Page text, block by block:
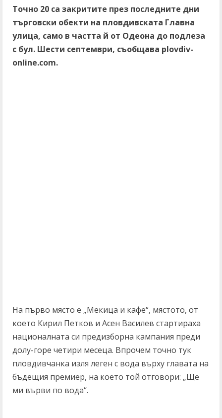
Точно 20 са закритите през последните дни
търговски обекти на пловдивската Главна
улица, само в частта й от Одеона до подлеза
с бул. Шести септември, съобщава plovdiv-
online.com.
На първо място е „Мекица и кафе“, мястото, от
което Кирил Петков и Асен Василев стартираха
националната си предизборна кампания преди
долу-горе четири месеца. Впрочем точно тук
пловдивчанка изля леген с вода върху главата на
бъдещия премиер, на което той отговори: „Ще
ми върви по вода“.